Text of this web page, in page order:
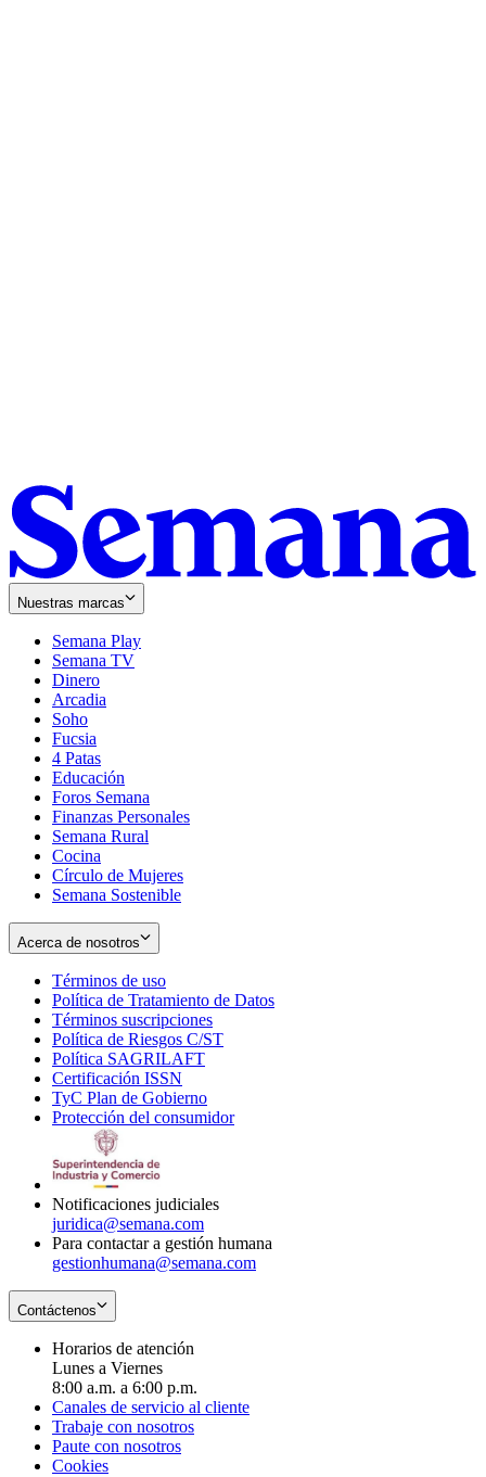
Nuestras marcas
Semana Play
Semana TV
Dinero
Arcadia
Soho
in
new
window
Fucsia
in
new
window
4 Patas
Educación
Foros Semana
Finanzas Personales
Semana Rural
Cocina
Círculo de Mujeres
Semana Sostenible
Acerca de nosotros
Términos de uso
in
new
window
Política de Tratamiento de Datos
Términos suscripciones
in
Política de Riesgos C/ST
Política SAGRILAFT
new
window
Certificación ISSN
in
new
TyC Plan de Gobierno
in
Protección del consumidorOpens
Notificaciones judiciales
juridica@semana.com
Para contactar a gestión humana
gestionhumana@semana.com
Contáctenos
Horarios de atención
Lunes a Viernes
8:00 a.m. a 6:00 p.m.
Canales de servicio al cliente
Trabaje con nosotros
Paute con nosotros
Cookies